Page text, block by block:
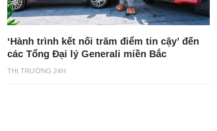
THỊ TRƯỜNG 24H
‘Hành trình kết nối trăm điểm tin cậy’ đến
các Tổng Đại lý Generali miền Bắc